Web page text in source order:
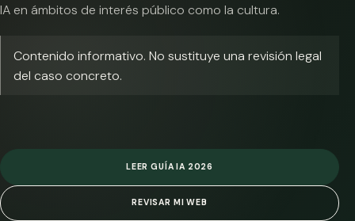
IA en ámbitos de interés público como la cultura.
Contenido informativo. No sustituye una revisión legal
del caso concreto.
LEER GUÍA IA 2026
REVISAR MI WEB